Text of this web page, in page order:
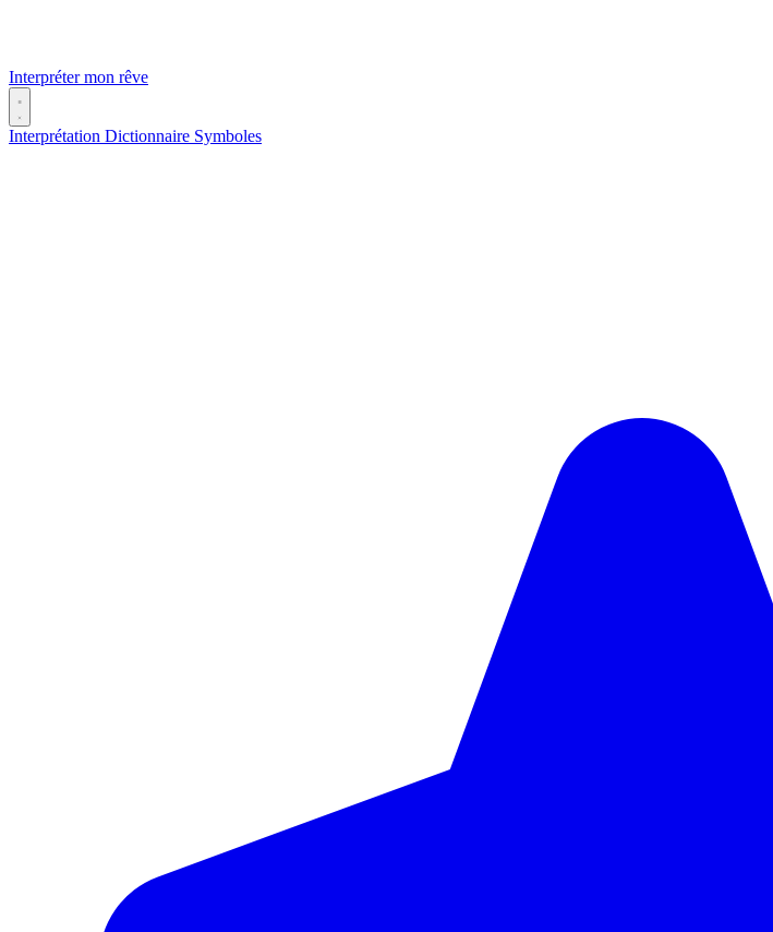
Interpréter mon rêve
Interprétation Dictionnaire Symboles